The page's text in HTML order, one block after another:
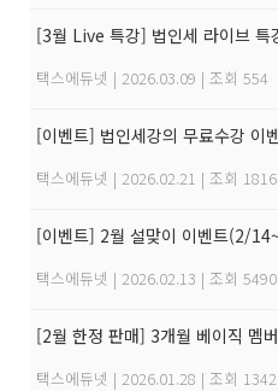
[3월 Live 특강] 법인세 라이브 특
택스에듀넷 | 2026.03.09 | 조회 554
[이벤트] 법인세강의 무료수강
택스에듀넷 | 2026.02.21 | 조회 1816
[이벤트] 2월 설맞이 이벤트(2/
택스에듀넷 | 2026.02.13 | 조회 5490
[2월 한정 판매] 3개월 베이직 멤
택스에듀넷 | 2026.01.28 | 조회 1342